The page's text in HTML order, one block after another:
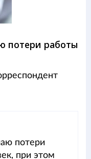
потери работы
потери
при этом